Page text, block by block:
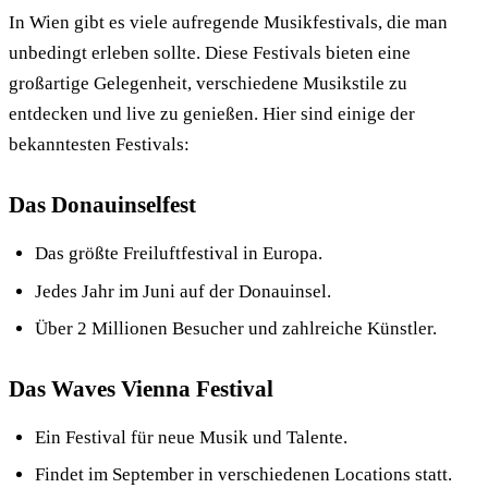
In Wien gibt es viele aufregende Musikfestivals, die man
unbedingt erleben sollte. Diese Festivals bieten eine
großartige Gelegenheit, verschiedene Musikstile zu
entdecken und live zu genießen. Hier sind einige der
bekanntesten Festivals:
Das Donauinselfest
Das größte Freiluftfestival in Europa.
Jedes Jahr im Juni auf der Donauinsel.
Über 2 Millionen Besucher und zahlreiche Künstler.
Das Waves Vienna Festival
Ein Festival für neue Musik und Talente.
Findet im September in verschiedenen Locations statt.